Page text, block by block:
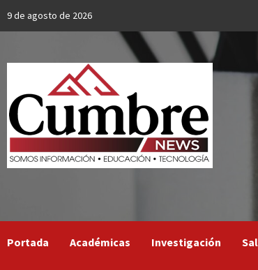
9 de agosto de 2026
Portada Académicas Investigación